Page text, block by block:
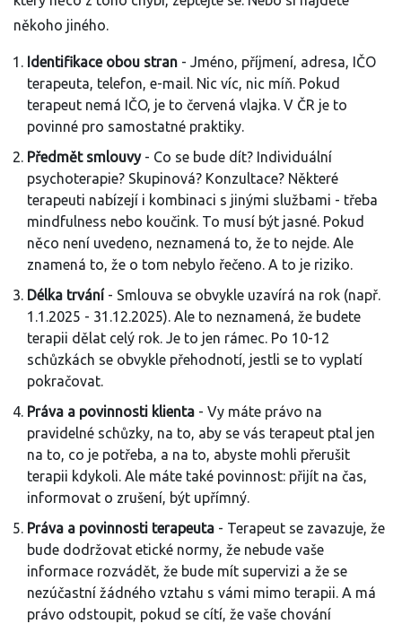
někoho jiného.
Identifikace obou stran - Jméno, příjmení, adresa, IČO
terapeuta, telefon, e-mail. Nic víc, nic míň. Pokud
terapeut nemá IČO, je to červená vlajka. V ČR je to
povinné pro samostatné praktiky.
Předmět smlouvy- Co se bude dít? Individuální
psychoterapie? Skupinová? Konzultace? Některé
terapeuti nabízejí i kombinaci s jinými službami - třeba
mindfulness nebo koučink. To musí být jasné. Pokud
něco není uvedeno, neznamená to, že to nejde. Ale
znamená to, že o tom nebylo řečeno. A to je riziko.
Délka trvání- Smlouva se obvykle uzavírá na rok (např.
1.1.2025 - 31.12.2025). Ale to neznamená, že budete
terapii dělat celý rok. Je to jen rámec. Po 10-12
schůzkách se obvykle přehodnotí, jestli se to vyplatí
pokračovat.
Práva a povinnosti klienta - Vy máte právo na
pravidelné schůzky, na to, aby se vás terapeut ptal jen
na to, co je potřeba, a na to, abyste mohli přerušit
terapii kdykoli. Ale máte také povinnost: přijít na čas,
informovat o zrušení, být upřímný.
Práva a povinnosti terapeuta - Terapeut se zavazuje, že
bude dodržovat etické normy, že nebude vaše
informace rozvádět, že bude mít supervizi a že se
nezúčastní žádného vztahu s vámi mimo terapii. A má
právo odstoupit, pokud se cítí, že vaše chování